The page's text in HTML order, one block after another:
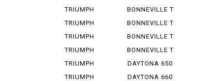
SPEED T...
TRIUMPH
SPEED 400
TRIUMPH
STREET ...
TRIUMPH
STREET ...
TRIUMPH
STREET ...
TRIUMPH
THRUXTON...
TRIUMPH
100
BONNEVILLE T
100 B...
BONNEVILLE T
100 I...
BONNEVILLE T
120
BONNEVILLE T
140
DAYTONA 650
DAYTONA 660